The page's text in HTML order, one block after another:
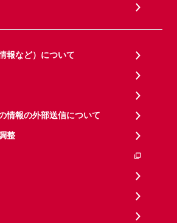
報など）について
情報の外部送信について
整